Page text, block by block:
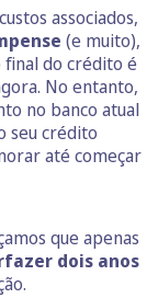
associados,
(e muito),
final do crédito é
No entanto,
no banco atual
seu crédito
até começar
que apenas
dois anos